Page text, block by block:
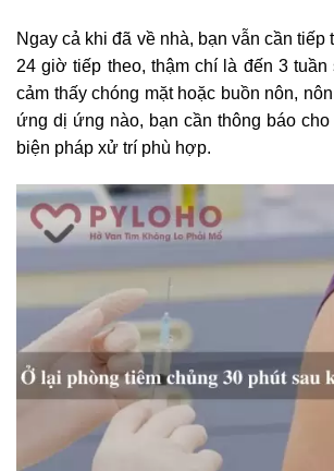
Ngay cả khi đã về nhà, bạn vẫn cần tiếp
24 giờ tiếp theo, thậm chí là đến 3 tuần
cảm thấy chóng mặt hoặc buồn nôn,
ứng dị ứng nào, bạn cần thông báo
biện pháp xử trí phù hợp.